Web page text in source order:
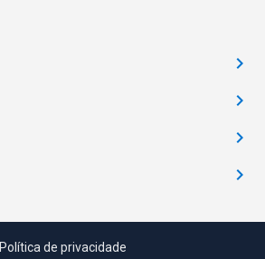
Política de privacidade